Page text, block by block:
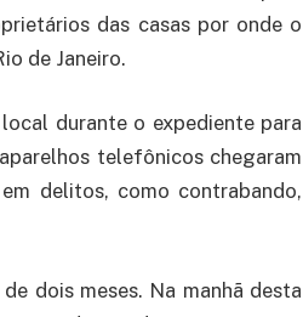
das casas por onde o
de Janeiro.
durante o expediente para
telefônicos chegaram
delitos, como contrabando,
dois meses. Na manhã desta